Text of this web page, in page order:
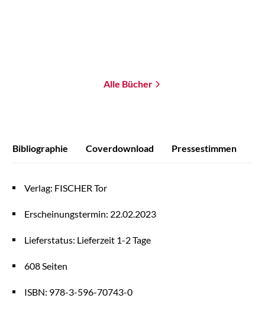
Alle Bücher
Bibliographie Coverdownload Pressestimmen
Verlag: FISCHER Tor
Erscheinungstermin: 22.02.2023
Lieferstatus: Lieferzeit 1-2 Tage
ISBN: 978-3-596-70743-0
608 Seiten